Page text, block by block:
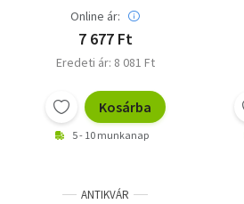
Online ár:
7 677 Ft
Eredeti ár: 8 081 Ft
Kosárba
5 - 10 munkanap
ANTIKVÁR